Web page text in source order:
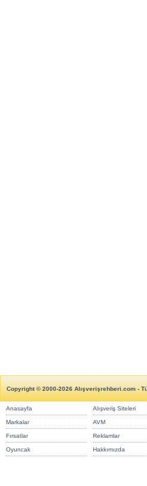
Copyright © 2000-2026 Alışverişrehberi.com -
Anasayfa Alışveriş Siteleri
Markalar AVM
Fırsatlar Reklamlar
Oyuncak Hakkımızda